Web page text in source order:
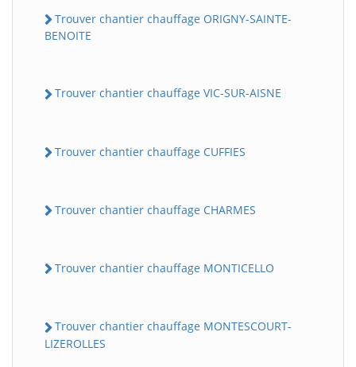
Trouver chantier chauffage ORIGNY-SAINTE-
BENOITE
Trouver chantier chauffage VIC-SUR-AISNE
Trouver chantier chauffage CUFFIES
Trouver chantier chauffage CHARMES
Trouver chantier chauffage MONTICELLO
Trouver chantier chauffage MONTESCOURT-
LIZEROLLES